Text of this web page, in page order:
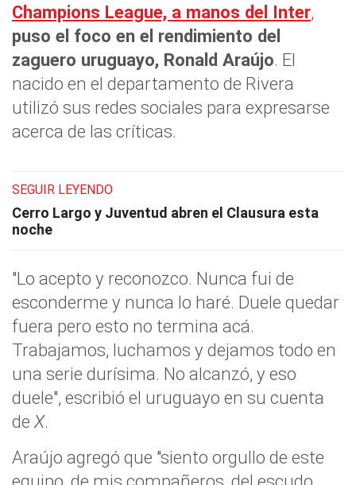
Champions League, a manos del Inter,
puso el foco en el rendimiento del
zaguero uruguayo, Ronald Araújo. El
nacido en el departamento de Rivera
utilizó sus redes sociales para expresarse
acerca de las críticas.
SEGUIR LEYENDO
Cerro Largo y Juventud abren el Clausura esta
noche
"Lo acepto y reconozco. Nunca fui de
esconderme y nunca lo haré. Duele quedar
fuera pero esto no termina acá.
Trabajamos, luchamos y dejamos todo en
una serie durísima. No alcanzó, y eso
duele", escribió el uruguayo en su cuenta
deX.
Araújo agregó que "siento orgullo de este